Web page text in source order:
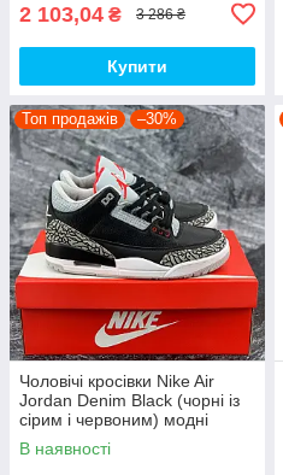
2 103,04 ₴ 3 286 ₴
Купити
Топ продажів –30%
Чоловічі кросівки Nike Air
Jordan Denim Black (чорні із
сірим і червоним) модні
демісезонні кроси PD7043
топ
В наявності